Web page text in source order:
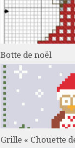
Botte de noël
Grille « Chouette